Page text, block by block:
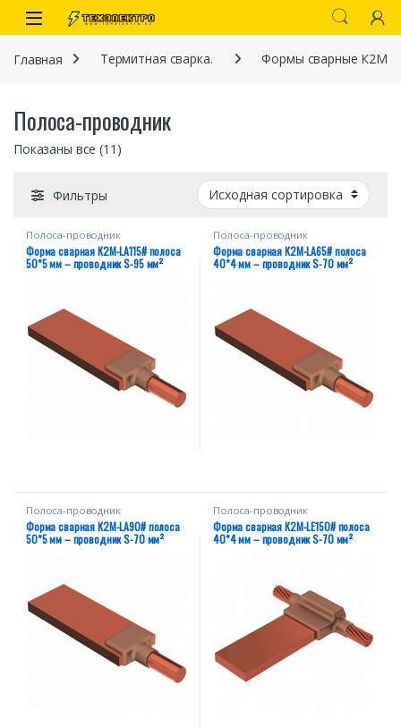
Перейти к навигации
перейти к содержанию
Open
Главная Термитная сварка. Формы сварные К2М
Полоса-проводник
Показаны все (11)
Фильтры
Полоса-проводник
Форма сварная К2М-LA115# полоса
50*5 мм – проводник S-95 мм²
Полоса-проводник
Форма сварная К2М-LA65# полоса
40*4 мм – проводник S-70 мм²
Полоса-проводник
Форма сварная К2М-LA90# полоса
50*5 мм – проводник S-70 мм²
Полоса-проводник
Форма сварная К2М-LE150# полоса
40*4 мм – проводник S-70 мм²